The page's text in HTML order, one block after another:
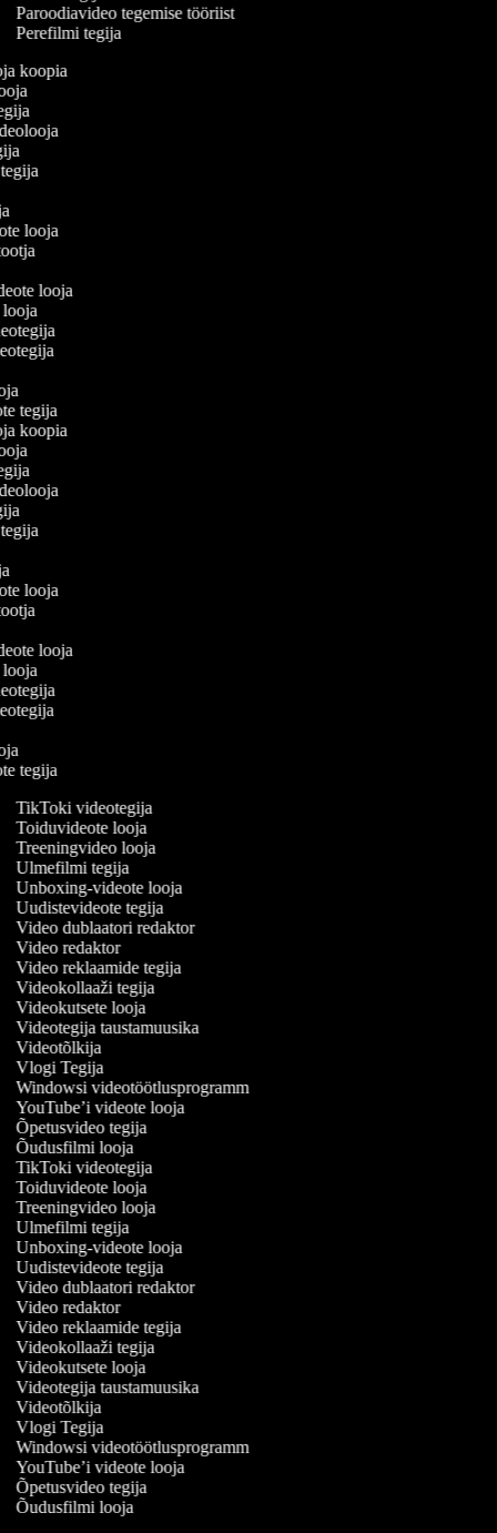
Paroodiavideo tegemise tööriist
Perefilmi tegija
koopia
looja
looja
looja
tegija
koopia
looja
looja
looja
tegija
TikToki videotegija
Toiduvideote looja
Treeningvideo looja
Ulmefilmi tegija
Unboxing-videote looja
Uudistevideote tegija
Video dublaatori redaktor
Video redaktor
Video reklaamide tegija
Videokollaaži tegija
Videokutsete looja
Videotegija taustamuusika
Videotõlkija
Vlogi Tegija
Windowsi videotöötlusprogramm
YouTube’i videote looja
Õpetusvideo tegija
Õudusfilmi looja
TikToki videotegija
Toiduvideote looja
Treeningvideo looja
Ulmefilmi tegija
Unboxing-videote looja
Uudistevideote tegija
Video dublaatori redaktor
Video redaktor
Video reklaamide tegija
Videokollaaži tegija
Videokutsete looja
Videotegija taustamuusika
Videotõlkija
Vlogi Tegija
Windowsi videotöötlusprogramm
YouTube’i videote looja
Õpetusvideo tegija
Õudusfilmi looja